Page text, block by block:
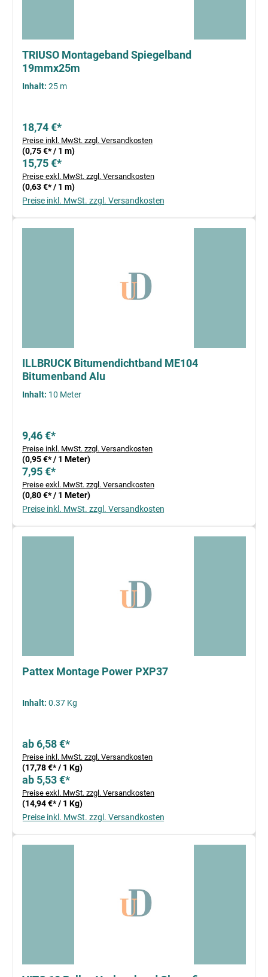
TRIUSO Montageband Spiegelband
19mmx25m
Inhalt: 25 m
18,74 €*
Preise inkl. MwSt. zzgl. Versandkosten
(0,75 €* / 1 m)
15,75 €*
Preise exkl. MwSt. zzgl. Versandkosten
(0,63 €* / 1 m)
Preise inkl. MwSt. zzgl. Versandkosten
ILLBRUCK Bitumendichtband ME104
Bitumenband Alu
Inhalt: 10 Meter
9,46 €*
Preise inkl. MwSt. zzgl. Versandkosten
(0,95 €* / 1 Meter)
7,95 €*
Preise exkl. MwSt. zzgl. Versandkosten
(0,80 €* / 1 Meter)
Preise inkl. MwSt. zzgl. Versandkosten
Pattex Montage Power PXP37
Inhalt: 0.37 Kg
ab 6,58 €*
Preise inkl. MwSt. zzgl. Versandkosten
(17,78 €* / 1 Kg)
ab 5,53 €*
Preise exkl. MwSt. zzgl. Versandkosten
(14,94 €* / 1 Kg)
Preise inkl. MwSt. zzgl. Versandkosten